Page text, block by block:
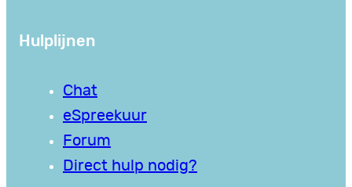
Hulplijnen
Chat
eSpreekuur
Forum
Direct hulp nodig?